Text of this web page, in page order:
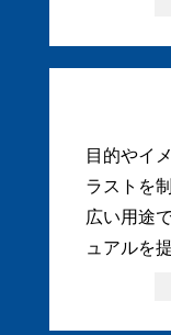
目的やイ
ラストを
広い用途
ュアルを